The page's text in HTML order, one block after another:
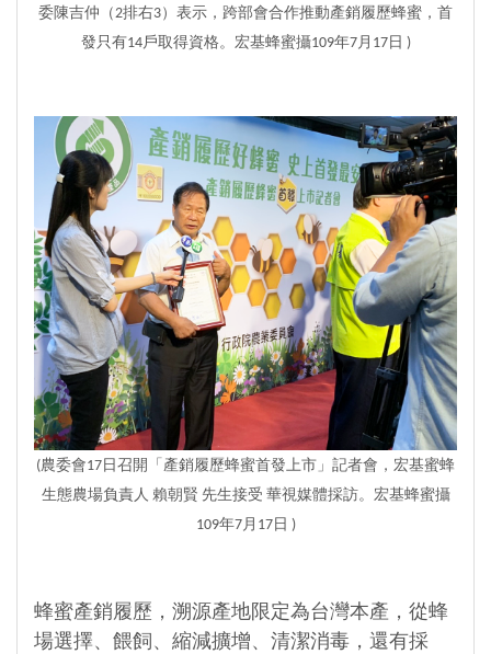
委陳吉仲（2排右3）表示，跨部會合作推動產銷履歷蜂蜜，首
發只有14戶取得資格。宏基蜂蜜攝109年7月17日 )
(農委會17日召開「產銷履歷蜂蜜首發上市」記者會， 宏基蜜蜂
生態農場負責人 賴朝賢 先生接受 華視媒體採訪。宏基蜂蜜攝
109年7月17日 )
蜂蜜產銷履歷，溯源產地限定為台灣本產，從蜂
場選擇、餵飼、縮減擴增、清潔消毒，還有採